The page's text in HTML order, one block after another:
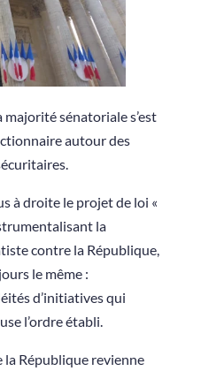
majorité sénatoriale s’est
autour des
à droite le projet de loi «
la
contre la République,
le même :
d’initiatives qui
l’ordre établi.
République revienne